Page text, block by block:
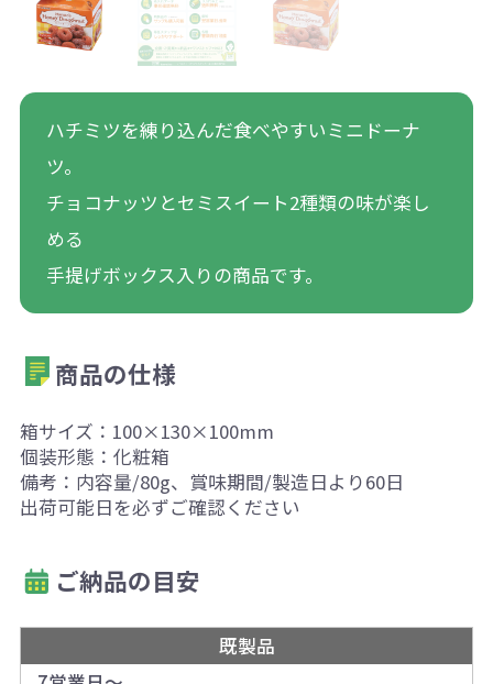
ハチミツを練り込んだ食べやすいミニドーナ
ツ。
チョコナッツとセミスイート2種類の味が楽し
める
手提げボックス入りの商品です。
商品の仕様
箱サイズ：100×130×100mm
個装形態：化粧箱
備考：内容量/80g、賞味期間/製造日より60日
出荷可能日を必ずご確認ください
ご納品の目安
既製品